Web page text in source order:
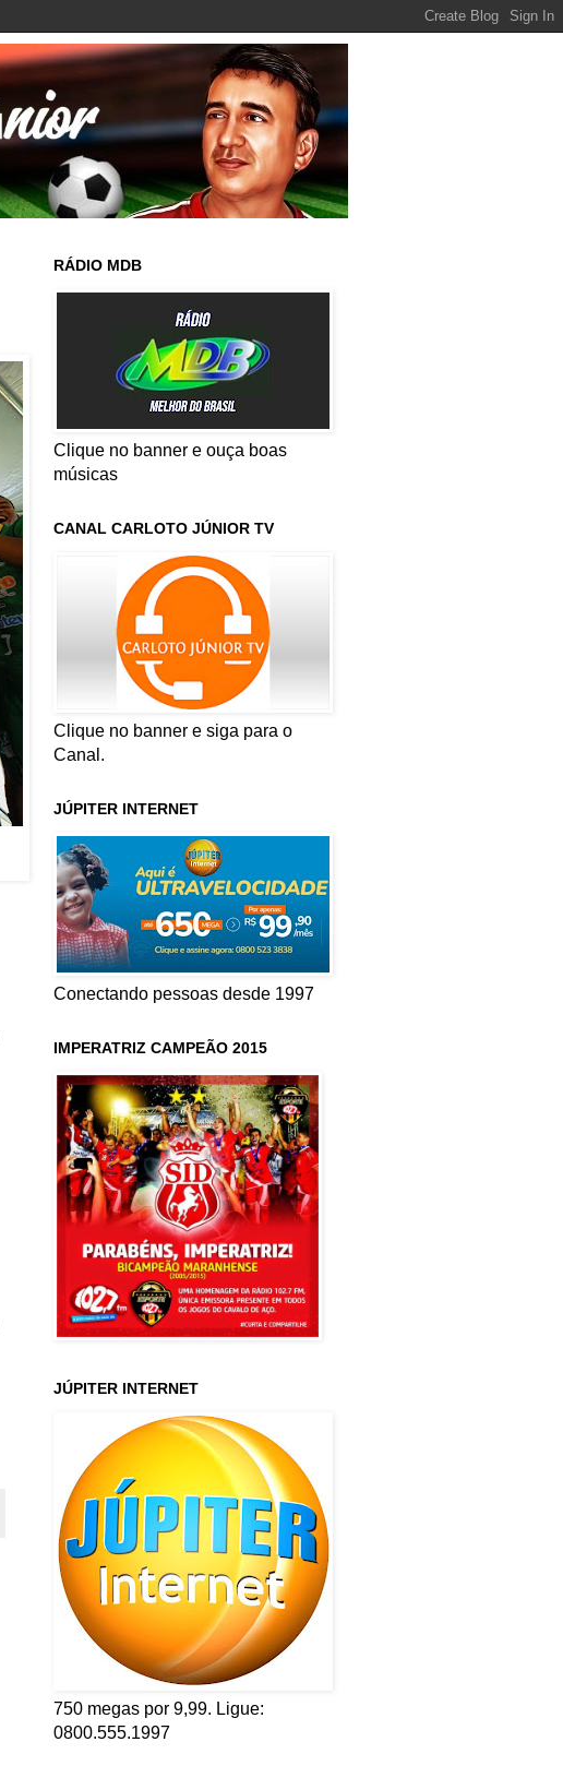
RÁDIO MDB
Clique no banner e ouça boas
músicas
CANAL CARLOTO JÚNIOR TV
Clique no banner e siga para o
Canal.
JÚPITER INTERNET
Conectando pessoas desde 1997
IMPERATRIZ CAMPEÃO 2015
JÚPITER INTERNET
750 megas por 9,99. Ligue:
0800.555.1997